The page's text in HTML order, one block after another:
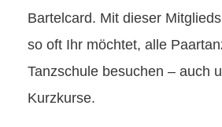
Bartelcard. Mit dieser
so oft Ihr möchtet, alle
Tanzschule besuchen – auch
Kurzkurse.